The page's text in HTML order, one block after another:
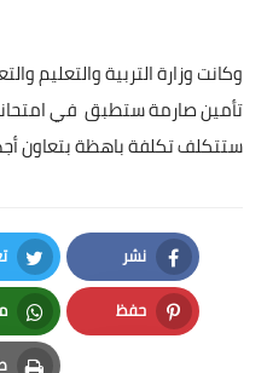
وكانت وزارة التربية والتعليم
تأمين صارمة ستطبق في
ستتكلف تكلفة باهظة بتعاون
نشر
Facebook
حفظ
Pinterest